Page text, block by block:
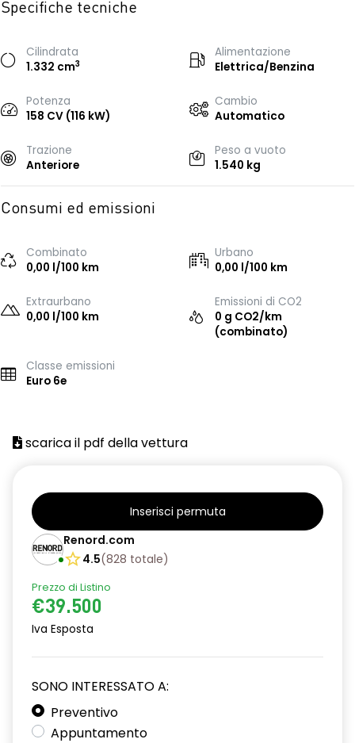
Specifiche tecniche
Cilindrata
1.332 cm3
Alimentazione
Elettrica/Benzina
Potenza
158 CV (116 kW)
Cambio
Automatico
Trazione
Anteriore
Peso a vuoto
1.540 kg
Consumi ed emissioni
Combinato
0,00 l/100 km
Urbano
0,00 l/100 km
Extraurbano
0,00 l/100 km
Emissioni di CO2
0 g CO2/km
(combinato)
Classe emissioni
Euro 6e
scarica il pdf della vettura
Inserisci permuta
Renord.com
4.5(828 totale)
Prezzo di Listino
€39.500
Iva Esposta
SONO INTERESSATO A:
Preventivo
Appuntamento